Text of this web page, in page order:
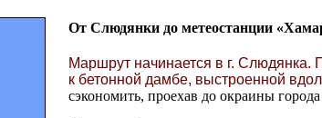
От Слюдянки до метеостанции
Маршрут начинается в г.
к бетонной дамбе, выстроенной
сэкономить, проехав до окраины